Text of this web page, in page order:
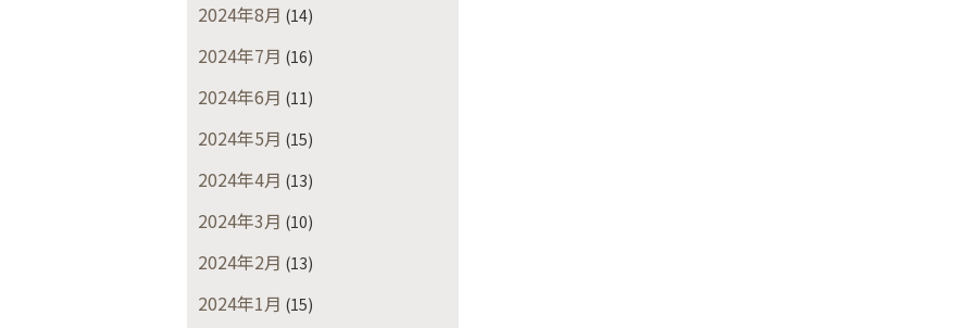
2024年8月 (14)
2024年7月 (16)
2024年6月 (11)
2024年5月 (15)
2024年4月 (13)
2024年3月 (10)
2024年2月 (13)
2024年1月 (15)